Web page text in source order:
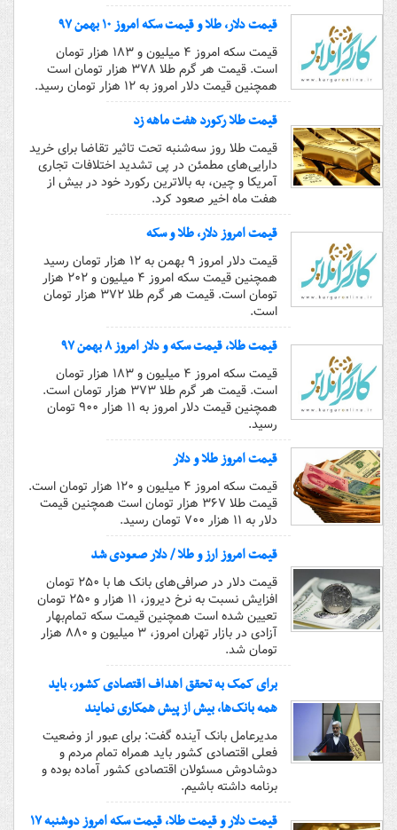
قیمت دلار، طلا و قیمت سکه امروز ۱۰ بهمن ۹۷
قیمت سکه امروز ۴ میلیون و ۱۸۳ هزار تومان
است. قیمت هر گرم طلا ۳۷۸ هزار تومان است
همچنین قیمت دلار امروز به ۱۲ هزار تومان رسید.
قیمت طلا رکورد هفت ماهه زد
قیمت طلا روز سه‌شنبه تحت تاثیر تقاضا برای خرید
دارایی‌های مطمئن در پی تشدید اختلافات تجاری
آمریکا و چین، به بالاترین رکورد خود در بیش از
هفت ماه اخیر صعود کرد.
قیمت امروز دلار، طلا و سکه
قیمت دلار امروز ۹ بهمن به ۱۲ هزار تومان رسید
همچنین قیمت سکه امروز ۴ میلیون و ۲۰۲ هزار
تومان است. قیمت هر گرم طلا ۳۷۲ هزار تومان
است.
قیمت طلا، قیمت سکه و دلار امروز ۸ بهمن ۹۷
قیمت سکه امروز ۴ میلیون و ۱۸۳ هزار تومان
است. قیمت هر گرم طلا ۳۷۳ هزار تومان است.
همچنین قیمت دلار امروز به ۱۱ هزار ۹۰۰ تومان
رسید.
قیمت امروز طلا و دلار
قیمت سکه امروز ۴ میلیون و ۱۲۰ هزار تومان است.
قیمت طلا ۳۶۷ هزار تومان است همچنین قیمت
دلار به ۱۱ هزار ۷۰۰ تومان رسید.
قیمت امروز ارز و طلا / دلار صعودی شد
قیمت دلار در صرافی‌های بانک ها با ۲۵۰ تومان
افزایش نسبت به نرخ دیروز، ۱۱ هزار و ۲۵۰ تومان
تعیین شده است همچنین قیمت سکه تمام‌بهار
آزادی در بازار تهران امروز، ۳ میلیون و ۸۸۰ هزار
تومان شد.
برای کمک به تحقق اهداف اقتصادی کشور، باید
همه بانک‌ها، بیش از پیش همکاری نمایند
مدیرعامل بانک آینده گفت: برای عبور از وضعیت
فعلی اقتصادی کشور باید همراه تمام مردم و
دوشادوش مسئولان اقتصادی کشور آماده بوده و
برنامه داشته باشیم.
قیمت دلار و قیمت طلا، قیمت سکه امروز دوشنبه ۱۷